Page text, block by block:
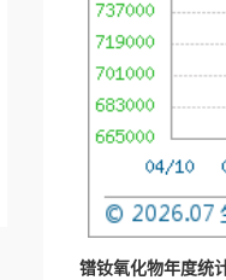
镨钕氧化物年度统